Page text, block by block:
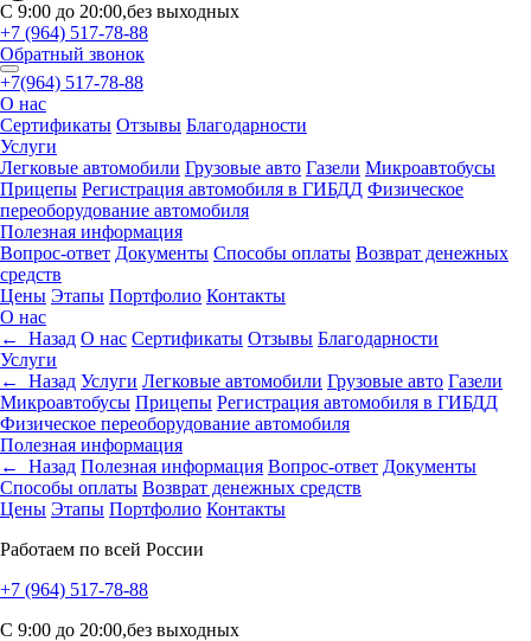
C 9:00 до 20:00,без выходных
+7 (964) 517-78-88
Обратный звонок
+7(964) 517-78-88
О нас
Сертификаты Отзывы Благодарности
Услуги
Легковые автомобили Грузовые авто Газели Микроавтобусы
Прицепы Регистрация автомобиля в ГИБДД Физическое
переоборудование автомобиля
Полезная информация
Вопрос-ответ Документы Способы оплаты Возврат денежных
средств
Цены Этапы Портфолио Контакты
О нас
← Назад О нас Сертификаты Отзывы Благодарности
Услуги
← Назад Услуги Легковые автомобили Грузовые авто Газели
Микроавтобусы Прицепы Регистрация автомобиля в ГИБДД
Физическое переоборудование автомобиля
Полезная информация
← Назад Полезная информация Вопрос-ответ Документы
Способы оплаты Возврат денежных средств
Цены Этапы Портфолио Контакты
Работаем по всей России
+7 (964) 517-78-88
C 9:00 до 20:00,без выходных